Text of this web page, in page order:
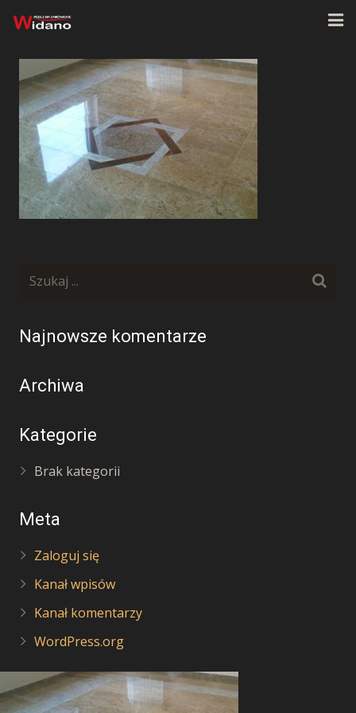
Strona główna
O firmie
Oferta
Realizacje
Kontakt
Najnowsze komentarze
Archiwa
Kategorie
Brak kategorii
Meta
Zaloguj się
Kanał wpisów
Kanał komentarzy
WordPress.org